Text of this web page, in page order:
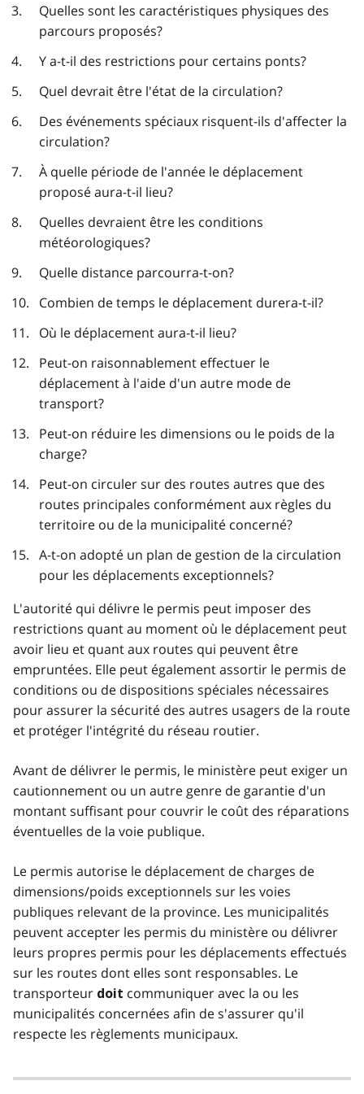
Quelles sont les caractéristiques physiques des
parcours proposés?
Y a-t-il des restrictions pour certains ponts?
Quel devrait être l'état de la circulation?
Des événements spéciaux risquent-ils d'affecter la
circulation?
À quelle période de l'année le déplacement
proposé aura-t-il lieu?
Quelles devraient être les conditions
météorologiques?
Quelle distance parcourra-t-on?
Combien de temps le déplacement durera-t-il?
Où le déplacement aura-t-il lieu?
Peut-on raisonnablement effectuer le
déplacement à l'aide d'un autre mode de
transport?
Peut-on réduire les dimensions ou le poids de la
charge?
Peut-on circuler sur des routes autres que des
routes principales conformément aux règles du
territoire ou de la municipalité concerné?
A-t-on adopté un plan de gestion de la circulation
pour les déplacements exceptionnels?
L'autorité qui délivre le permis peut imposer des
restrictions quant au moment où le déplacement peut
avoir lieu et quant aux routes qui peuvent être
empruntées. Elle peut également assortir le permis de
conditions ou de dispositions spéciales nécessaires
pour assurer la sécurité des autres usagers de la route
et protéger l'intégrité du réseau routier.
Avant de délivrer le permis, le ministère peut exiger un
cautionnement ou un autre genre de garantie d'un
montant suffisant pour couvrir le coût des réparations
éventuelles de la voie publique.
Le permis autorise le déplacement de charges de
dimensions/poids exceptionnels sur les voies
publiques relevant de la province. Les municipalités
peuvent accepter les permis du ministère ou délivrer
leurs propres permis pour les déplacements effectués
sur les routes dont elles sont responsables. Le
transporteur doit communiquer avec la ou les
municipalités concernées afin de s'assurer qu'il
respecte les règlements municipaux.